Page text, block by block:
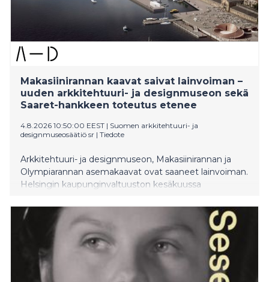
Makasiinirannan kaavat saivat lainvoiman –
uuden arkkitehtuuri- ja designmuseon sekä
Saaret-hankkeen toteutus etenee
4.8.2026 10:50:00 EEST | Suomen arkkitehtuuri- ja
designmuseosäätiö sr | Tiedote
Arkkitehtuuri- ja designmuseon, Makasiinirannan ja
Olympiarannan asemakaavat ovat saaneet lainvoiman.
Helsingin kaupunginvaltuuston kesäkuussa
määräaikaan mennessä.